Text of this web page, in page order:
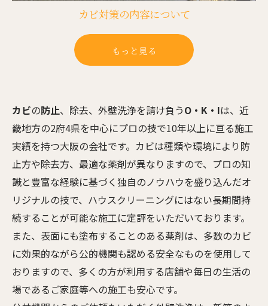
カビ対策の内容について
もっと見る
カビの防止、除去、外壁洗浄を請け負うO・K・Iは、近
畿地方の2府4県を中心にプロの技で10年以上に亘る施工
実績を持つ大阪の会社です。カビは種類や環境により防
止方や除去方、最適な薬剤が異なりますので、プロの知
識と豊富な経験に基づく独自のノウハウを盛り込んだオ
リジナルの技で、ハウスクリーニングにはない長期間持
続することが可能な施工に定評をいただいております。
また、表面にも塗布することのある薬剤は、多数のカビ
に効果的ながら公的機関も認める安全なものを使用して
おりますので、多くの方が利用する店舗や毎日の生活の
場であるご家庭等への施工も安心です。